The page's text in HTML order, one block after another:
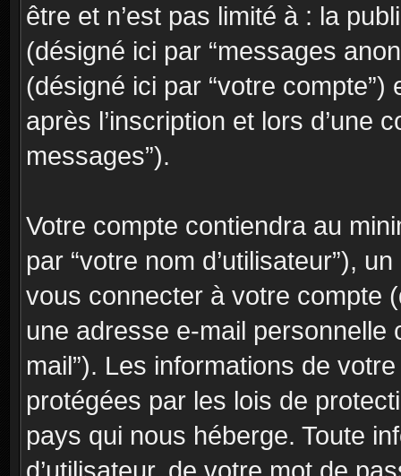
être et n’est pas limité à : la
(désigné ici par “messages
(désigné ici par “votre
après l’inscription et lors d’une
messages”).
Votre compte contiendra au
par “votre nom d’utilisateur”),
vous connecter à votre compte
une adresse e-mail personnelle
mail”). Les informations de
protégées par les lois de
pays qui nous héberge. Toute